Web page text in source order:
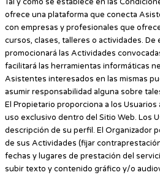
ofrece una plataforma que conecta
con empresas y profesionales que
cursos, clases, talleres o actividades. De
promocionará las Actividades
facilitará las herramientas informáticas
Asistentes interesados en las mismas
asumir responsabilidad alguna sobre
El Propietario proporciona a los Usuarios
uso exclusivo dentro del Sitio Web. Los
descripción de su perfil. El Organizador
de sus Actividades (fijar
fechas y lugares de prestación del
subir texto y contenido gráfico y/o